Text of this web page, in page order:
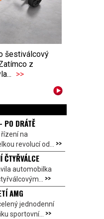
šestiválcový
z
>>
PO DRÁTĚ
na
revolucí od... >>
ČTYŘVÁLCE
automobilka
>>
AMG
jednodenní
sportovní... >>